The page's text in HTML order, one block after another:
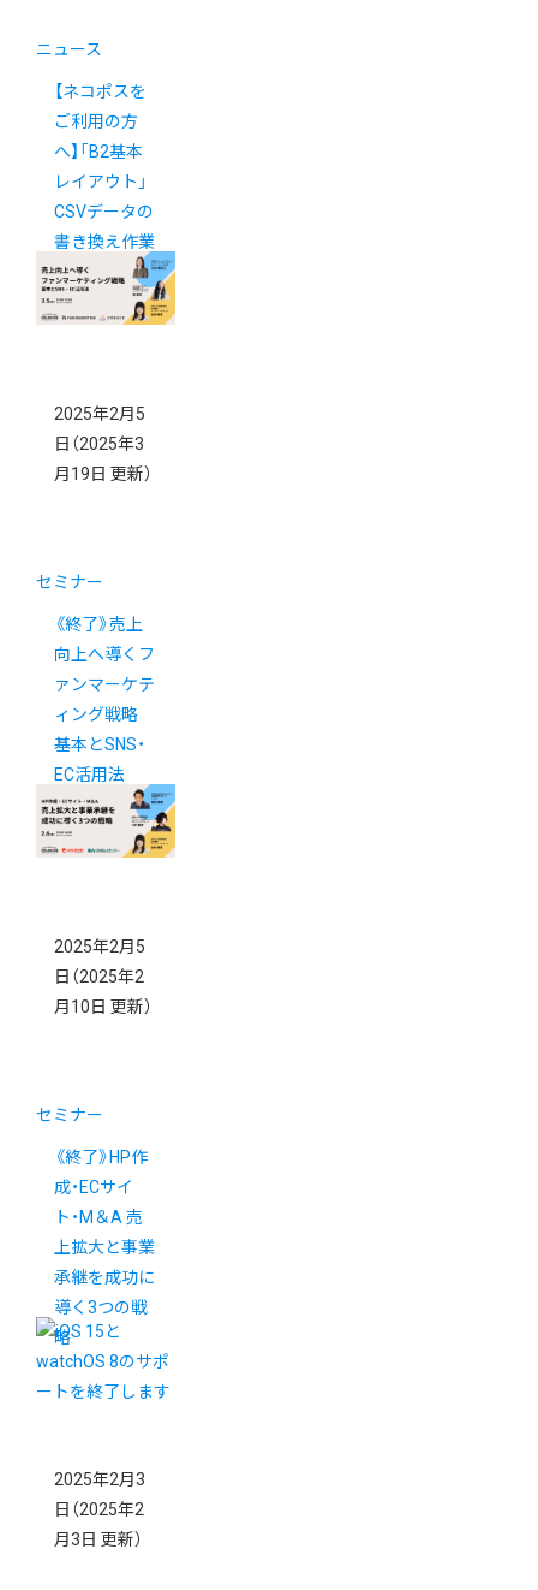
ニュース
【ネコポスを
ご利用の方
へ】「B2基本
レイアウト」
CSVデータの
書き換え作業
に関するご案
内
2025年2月5
日 （2025年3
月19日 更新）
セミナー
《終了》売上
向上へ導くフ
ァンマーケテ
ィング戦略
基本とSNS・
EC活用法
2025年2月5
日 （2025年2
月10日 更新）
セミナー
《終了》HP作
成・ECサイ
ト・M＆A 売
上拡大と事業
承継を成功に
導く3つの戦
略
2025年2月3
日 （2025年2
月3日 更新）